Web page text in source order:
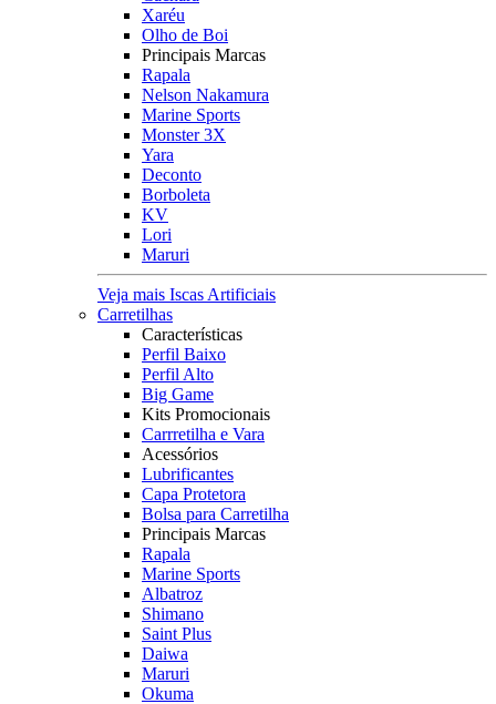
Xaréu
Olho de Boi
Principais Marcas
Rapala
Nelson Nakamura
Marine Sports
Monster 3X
Yara
Deconto
Borboleta
KV
Lori
Maruri
Veja mais Iscas Artificiais
Carretilhas
Características
Perfil Baixo
Perfil Alto
Big Game
Kits Promocionais
Carrretilha e Vara
Acessórios
Lubrificantes
Capa Protetora
Bolsa para Carretilha
Principais Marcas
Rapala
Marine Sports
Albatroz
Shimano
Saint Plus
Daiwa
Maruri
Okuma